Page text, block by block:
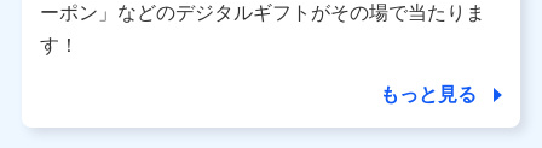
個人情報の第三者提供について
ーポン」などのデジタルギフトがその場で当たりま
す！
もっと見る